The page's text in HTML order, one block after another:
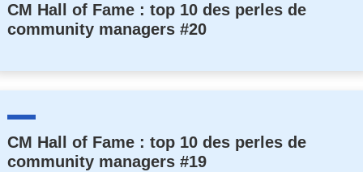
CM Hall of Fame : top 10 des perles de
community managers #20
CM Hall of Fame : top 10 des perles de
community managers #19